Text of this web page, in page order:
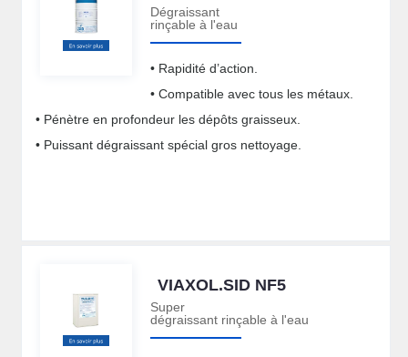
Dégraissant
rinçable à l'eau
• Rapidité d’action.
• Compatible avec tous les métaux.
• Pénètre en profondeur les dépôts graisseux.
• Puissant dégraissant spécial gros nettoyage.
VIAXOL.SID NF5
Super
dégraissant rinçable à l'eau